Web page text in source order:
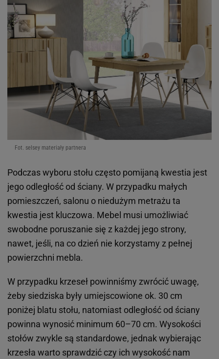
Fot. selsey materiały partnera
Podczas wyboru stołu często pomijaną kwestia jest
jego odległość od ściany. W przypadku małych
pomieszczeń, salonu o niedużym metrażu ta
kwestia jest kluczowa. Mebel musi umożliwiać
swobodne poruszanie się z każdej jego strony,
nawet, jeśli, na co dzień nie korzystamy z pełnej
powierzchni mebla.
W przypadku krzeseł powinniśmy zwrócić uwagę,
żeby siedziska były umiejscowione ok. 30 cm
poniżej blatu stołu, natomiast odległość od ściany
powinna wynosić minimum 60–70 cm. Wysokości
stołów zwykle są standardowe, jednak wybierając
krzesła warto sprawdzić czy ich wysokość nam